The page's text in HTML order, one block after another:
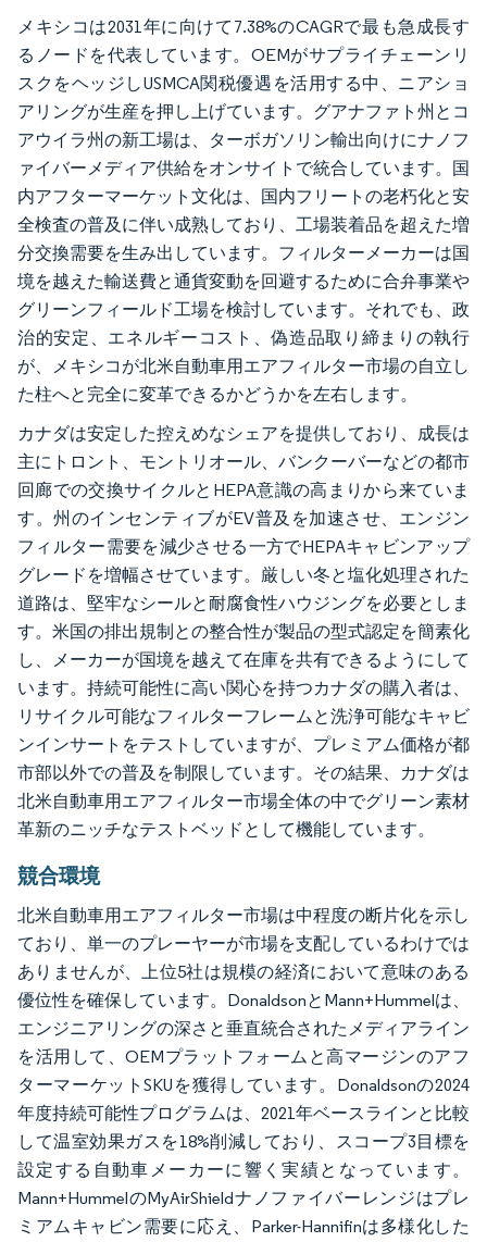
メキシコは2031年に向けて7.38%のCAGRで最も急成長す
るノードを代表しています。OEMがサプライチェーンリ
スクをヘッジしUSMCA関税優遇を活用する中、ニアショ
アリングが生産を押し上げています。グアナファト州とコ
アウイラ州の新工場は、ターボガソリン輸出向けにナノフ
ァイバーメディア供給をオンサイトで統合しています。国
内アフターマーケット文化は、国内フリートの老朽化と安
全検査の普及に伴い成熟しており、工場装着品を超えた増
分交換需要を生み出しています。フィルターメーカーは国
境を越えた輸送費と通貨変動を回避するために合弁事業や
グリーンフィールド工場を検討しています。それでも、政
治的安定、エネルギーコスト、偽造品取り締まりの執行
が、メキシコが北米自動車用エアフィルター市場の自立し
た柱へと完全に変革できるかどうかを左右します。
カナダは安定した控えめなシェアを提供しており、成長は
主にトロント、モントリオール、バンクーバーなどの都市
回廊での交換サイクルとHEPA意識の高まりから来ていま
す。州のインセンティブがEV普及を加速させ、エンジン
フィルター需要を減少させる一方でHEPAキャビンアップ
グレードを増幅させています。厳しい冬と塩化処理された
道路は、堅牢なシールと耐腐食性ハウジングを必要としま
す。米国の排出規制との整合性が製品の型式認定を簡素化
し、メーカーが国境を越えて在庫を共有できるようにして
います。持続可能性に高い関心を持つカナダの購入者は、
リサイクル可能なフィルターフレームと洗浄可能なキャビ
ンインサートをテストしていますが、プレミアム価格が都
市部以外での普及を制限しています。その結果、カナダは
北米自動車用エアフィルター市場全体の中でグリーン素材
革新のニッチなテストベッドとして機能しています。
競合環境
北米自動車用エアフィルター市場は中程度の断片化を示し
ており、単一のプレーヤーが市場を支配しているわけでは
ありませんが、上位5社は規模の経済において意味のある
優位性を確保しています。DonaldsonとMann+Hummelは、
エンジニアリングの深さと垂直統合されたメディアライン
を活用して、OEMプラットフォームと高マージンのアフ
ターマーケットSKUを獲得しています。Donaldsonの2024
年度持続可能性プログラムは、2021年ベースラインと比較
して温室効果ガスを18%削減しており、スコープ3目標を
設定する自動車メーカーに響く実績となっています。
Mann+HummelのMyAirShieldナノファイバーレンジはプレ
ミアムキャビン需要に応え、Parker-Hannifinは多様化した